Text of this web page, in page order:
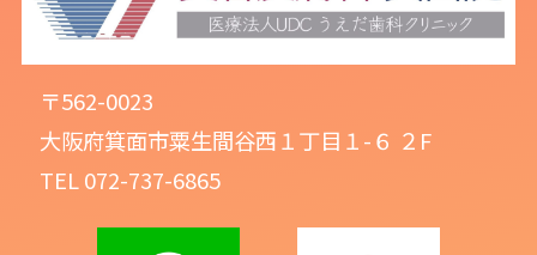
〒562-0023
大阪府箕面市粟生間谷西１丁目１-６ ２F
TEL 072-737-6865